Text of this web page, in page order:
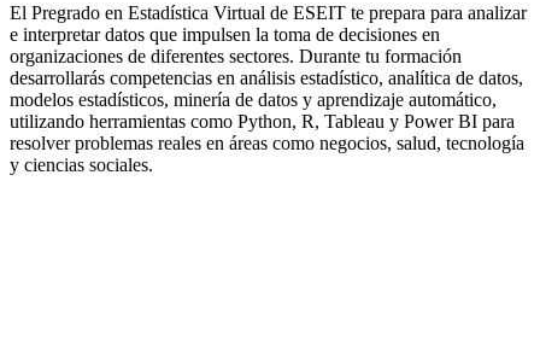
El Pregrado en Estadística Virtual de ESEIT te prepara para analizar
e interpretar datos que impulsen la toma de decisiones en
organizaciones de diferentes sectores. Durante tu formación
desarrollarás competencias en análisis estadístico, analítica de datos,
modelos estadísticos, minería de datos y aprendizaje automático,
utilizando herramientas como Python, R, Tableau y Power BI para
resolver problemas reales en áreas como negocios, salud, tecnología
y ciencias sociales.